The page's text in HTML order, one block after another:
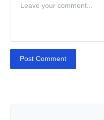
Post Comment